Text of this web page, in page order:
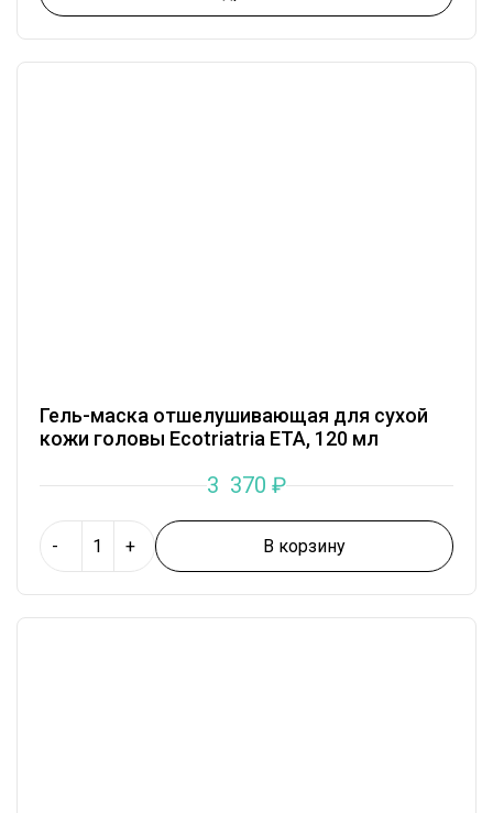
Гель-маска отшелушивающая для сухой
кожи головы Ecotriatria ETA, 120 мл
3 370 ₽
- + В корзину